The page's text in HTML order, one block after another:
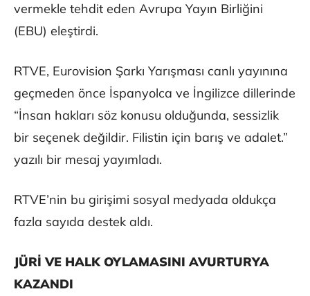
vermekle tehdit eden Avrupa Yayın Birliğini
(EBU) eleştirdi.
RTVE, Eurovision Şarkı Yarışması canlı yayınına
geçmeden önce İspanyolca ve İngilizce dillerinde
“İnsan hakları söz konusu olduğunda, sessizlik
bir seçenek değildir. Filistin için barış ve adalet.”
yazılı bir mesaj yayımladı.
RTVE’nin bu girişimi sosyal medyada oldukça
fazla sayıda destek aldı.
JÜRİ VE HALK OYLAMASINI AVURTURYA
KAZANDI